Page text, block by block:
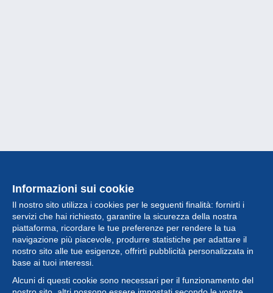
Informazioni sui cookie
Il nostro sito utilizza i cookies per le seguenti finalità: fornirti i
servizi che hai richiesto, garantire la sicurezza della nostra
piattaforma, ricordare le tue preferenze per rendere la tua
navigazione più piacevole, produrre statistiche per adattare il
nostro sito alle tue esigenze, offrirti pubblicità personalizzata in
base ai tuoi interessi.
Alcuni di questi cookie sono necessari per il funzionamento del
Collezione
Novità